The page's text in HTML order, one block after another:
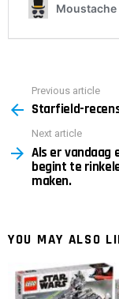
more
Previous article
Starfield-
Next article
Als er vandaag
begint te
maken.
YOU MAY ALSO